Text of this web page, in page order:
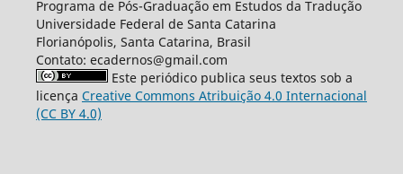
Programa de Pós-Graduação em Estudos da Tradução
Universidade Federal de Santa Catarina
Florianópolis, Santa Catarina, Brasil
Contato: ecadernos@gmail.com
Este periódico publica seus textos sob a
licença Creative Commons Atribuição 4.0 Internacional
(CC BY 4.0)